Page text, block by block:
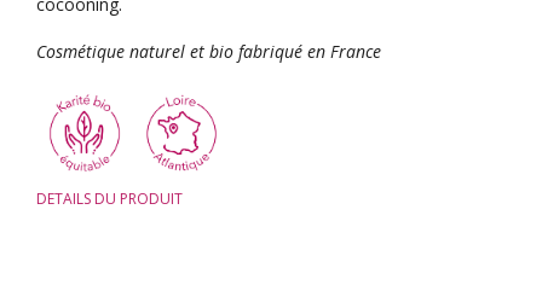
Cosmétique naturel et bio fabriqué en France
DETAILS DU PRODUIT